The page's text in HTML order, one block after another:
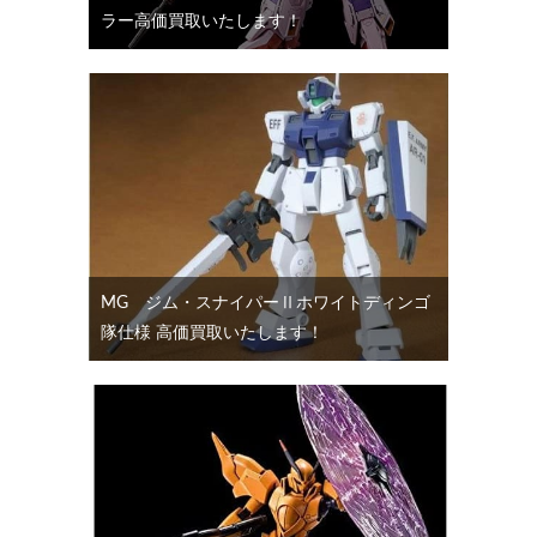
ラー高価買取いたします！
MG ジム・スナイパーⅡホワイトディンゴ
隊仕様 高価買取いたします！